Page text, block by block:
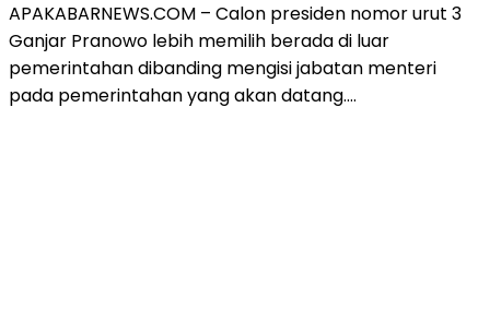
APAKABARNEWS.COM – Calon presiden nomor urut 3
Ganjar Pranowo lebih memilih berada di luar
pemerintahan dibanding mengisi jabatan menteri
pada pemerintahan yang akan datang….